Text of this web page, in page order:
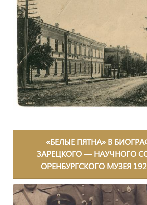
«БЕЛЫЕ ПЯТНА» В
ЗАРЕЦКОГО — НАУЧНОГО
ОРЕНБУРГСКОГО МУЗЕЯ